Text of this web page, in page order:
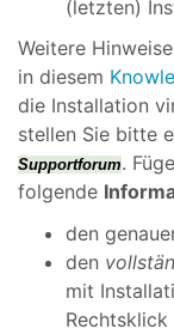
(letzten)
Weitere
in diesem
die Installation
stellen Sie bitte
Supportforum.
folgende
den
den
mit